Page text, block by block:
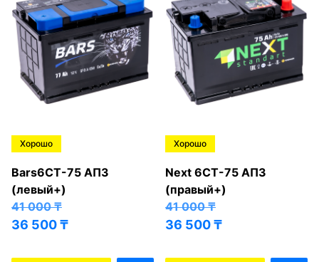
Хорошо
Bars6СТ-75 АПЗ
(левый+)
41 000₸
36 500₸
Хорошо
Next 6СТ-75 АПЗ
(правый+)
41 000₸
36 500₸